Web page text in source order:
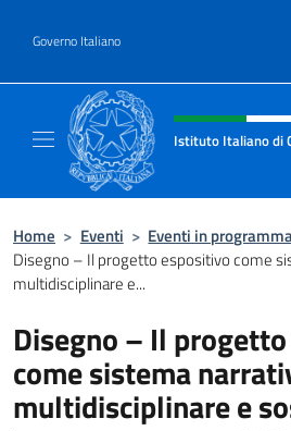
Governo Italiano
Intestazione sito,
Istituto Italiano di
Home > Eventi > Eventi in
Disegno – Il progetto espositivo come
multidisciplinare e...
Disegno – Il
come sistema
multidisciplinare e